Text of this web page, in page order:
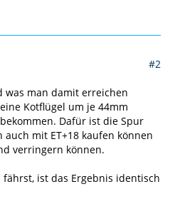
#2
was man damit erreichen
Kotflügel um je 44mm
Dafür ist die Spur
mit ET+18 kaufen können
verringern können.
ist das Ergebnis identisch